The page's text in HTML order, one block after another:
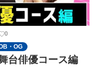
0
・OG
台俳優コース編